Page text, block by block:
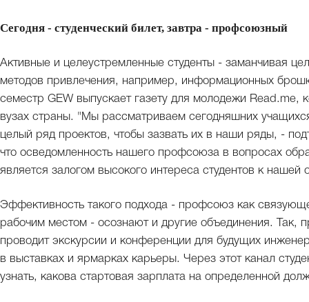
Сегодня - студенческий билет, завтра - профсоюзный
Активные и целеустремленные студенты - заманчивая
методов привлечения, например, информационных
семестр GEW выпускает газету для молодежи Read.me,
вузах страны. "Мы рассматриваем сегодняшних
целый ряд проектов, чтобы зазвать их в наши ряды, -
что осведомленность нашего профсоюза в вопросах
является залогом высокого интереса студентов к нашей
Эффективность такого подхода - профсоюз как
рабочим местом - осознают и другие объединения.
проводит экскурсии и конференции для будущих
в выставках и ярмарках карьеры. Через этот канал
узнать, какова стартовая зарплата на определенной